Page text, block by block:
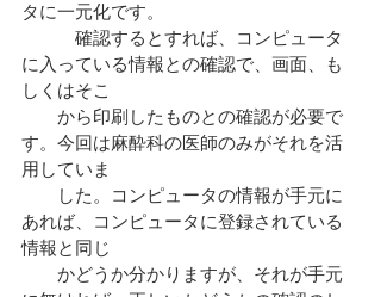
タに一元化です。
確認するとすれば、コンピュータ
に入っている情報との確認で、画面、も
しくはそこ
から印刷したものとの確認が必要で
す。今回は麻酔科の医師のみがそれを活
用していま
した。コンピュータの情報が手元に
あれば、コンピュータに登録されている
情報と同じ
かどうか分かりますが、それが手元